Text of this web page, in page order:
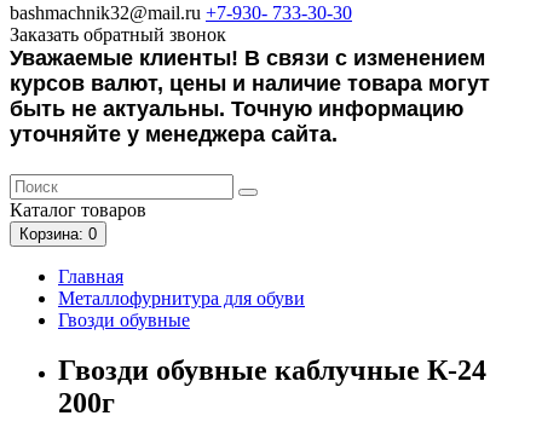
bashmachnik32@mail.ru +7-930- 733-30-30
Заказать обратный звонок
Уважаемые клиенты! В связи с изменением
курсов валют, цены и наличие товара могут
быть не актуальны. Точную информацию
уточняйте у менеджера сайта.
Каталог товаров
Корзина: 0
Главная
Металлофурнитура для обуви
Гвозди обувные
Гвозди обувные каблучные К-24
200г